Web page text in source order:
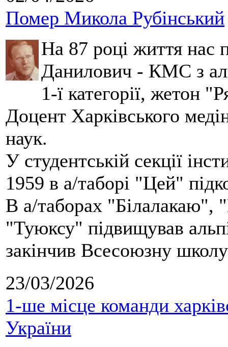
Помер Микола Рубінський
На 87 році життя нас
Данилович - КМС з
1-ї категорії, жетон
Доцент Харківського
наук.
У студентській секції
1959 в а/таборі "Цей"
В а/таборах "Білалакаю",
"Туюксу" підвищував
закінчив Всесоюзну
23/03/2026
1-ше місце команди
України